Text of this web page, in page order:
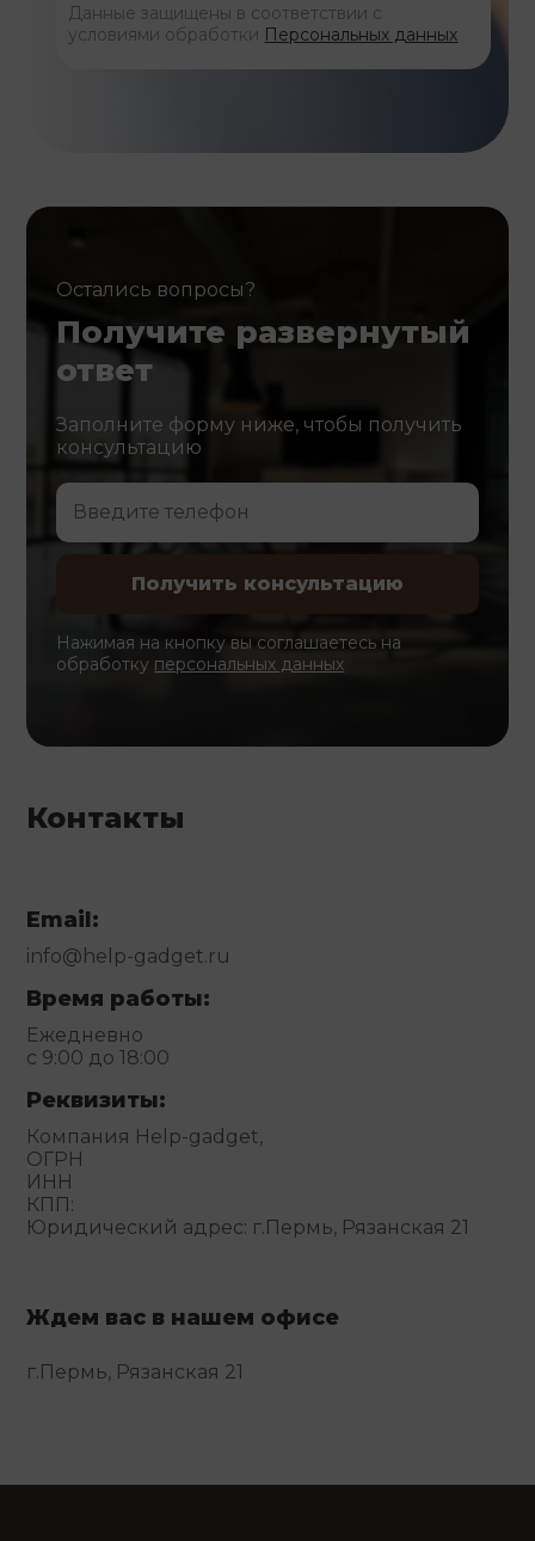
Данные защищены в соответствии с
условиями обработки Персональных данных
Остались вопросы?
Получите развернутый
ответ
Заполните форму ниже, чтобы получить
консультацию
Нажимая на кнопку вы соглашаетесь на
обработку персональных данных
Контакты
Email:
info@help-gadget.ru
Время работы:
Ежедневно
с 9:00 до 18:00
Реквизиты:
Компания Help-gadget,
ОГРН
ИНН
КПП:
Юридический адрес: г.Пермь, Рязанская 21
Ждем вас в нашем офисе
г.Пермь, Рязанская 21